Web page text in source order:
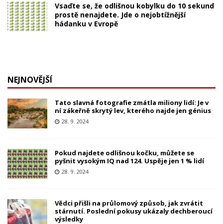
Vsaďte se, že odlišnou kobylku do 10 sekund
prostě nenajdete. Jde o nejobtížnější
hádanku v Evropě
NEJNOVĚJŠÍ
Tato slavná fotografie zmátla miliony lidí: Je v
ní zákeřně skrytý lev, kterého najde jen génius
28. 9. 2024
Pokud najdete odlišnou kočku, můžete se
pyšnit vysokým IQ nad 124. Uspěje jen 1 % lidí
28. 9. 2024
Vědci přišli na průlomový způsob, jak zvrátit
stárnutí. Poslední pokusy ukázaly dechberoucí
výsledky